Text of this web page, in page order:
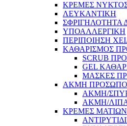
ΚΡΕΜΕΣ
ΛΕΥΚΑΝΤΙΚΗ
ΣΦΡΙΓΗΛΟΤΗΤΑ
ΥΠΟΑΛΛΕΡΓΙΚΗ
ΠΕΡΙΠΟΙΗΣΗ
ΚΑΘΑΡΙΣΜΟΣ
SCRUB
GEL
ΜΑΣΚΕΣ
ΑΚΜΗ
ΑΚΜΗ/
ΑΚΜΗ/
ΚΡΕΜΕΣ ΜΑΤΙΩΝ